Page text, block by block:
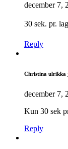
december 7,
30 sek. pr.
Reply
Christina ulrikka
december 7,
Kun 30 sek
Reply